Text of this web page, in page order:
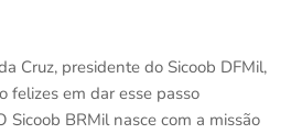
Cruz, presidente do Sicoob DFMil,
felizes em dar esse passo
Sicoob BRMil nasce com a missão